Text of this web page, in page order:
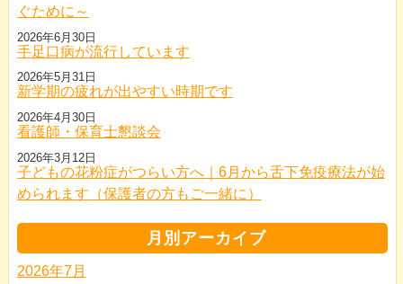
ぐために～
手足口病が流行しています
2026年6月30日
新学期の疲れが出やすい時期です
2026年5月31日
看護師・保育士懇談会
2026年4月30日
子どもの花粉症がつらい方へ｜6月から舌下免疫療法が始
められます（保護者の方もご一緒に）
2026年3月12日
月別アーカイブ
2026年7月